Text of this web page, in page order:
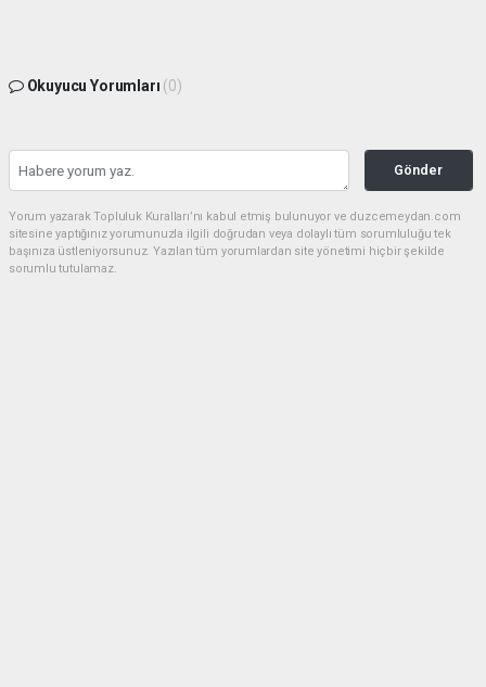
Okuyucu Yorumları (0)
Gönder
Yorum yazarak Topluluk Kuralları’nı kabul etmiş bulunuyor ve duzcemeydan.com
sitesine yaptığınız yorumunuzla ilgili doğrudan veya dolaylı tüm sorumluluğu tek
başınıza üstleniyorsunuz. Yazılan tüm yorumlardan site yönetimi hiçbir şekilde
sorumlu tutulamaz.